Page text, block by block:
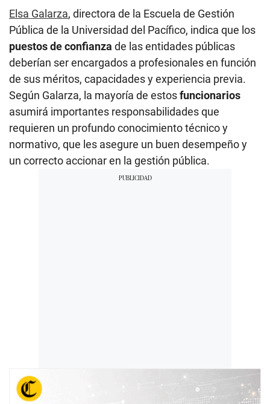
Elsa Galarza, directora de la Escuela de Gestión
Pública de la Universidad del Pacífico, indica que los
puestos de confianza de las entidades públicas
deberían ser encargados a profesionales en función
de sus méritos, capacidades y experiencia previa.
Según Galarza, la mayoría de estosfuncionarios
asumirá importantes responsabilidades que
requieren un profundo conocimiento técnico y
normativo, que les asegure un buen desempeño y
un correcto accionar en la gestión pública.